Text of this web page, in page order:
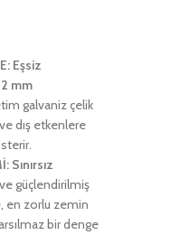
Eşsiz
2 mm
galvaniz çelik
dış etkenlere
Sınırsız
güçlendirilmiş
en zorlu zemin
bir denge